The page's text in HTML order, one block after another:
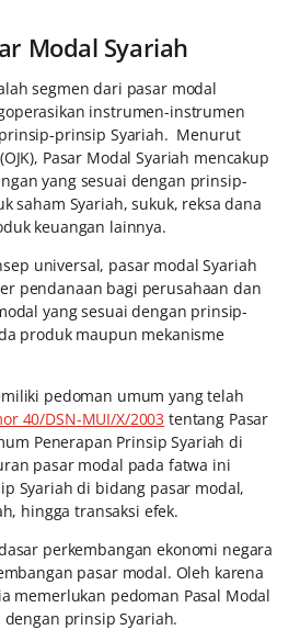
Modal Syariah
segmen dari pasar modal
instrumen-instrumen
prinsip Syariah. Menurut
Pasar Modal Syariah mencakup
yang sesuai dengan prinsip-
saham Syariah, sukuk, reksa dana
keuangan lainnya.
universal, pasar modal Syariah
pendanaan bagi perusahaan dan
yang sesuai dengan prinsip-
produk maupun mekanisme
pedoman umum yang telah
40/DSN-MUI/X/2003 tentang Pasar
Penerapan Prinsip Syariah di
pasar modal pada fatwa ini
Syariah di bidang pasar modal,
hingga transaksi efek.
perkembangan ekonomi negara
pasar modal. Oleh karena
memerlukan pedoman Pasal Modal
prinsip Syariah.